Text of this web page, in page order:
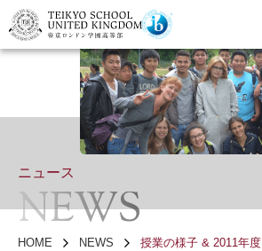
ニュース
NEWS
HOME NEWS 授業の様子 & 2011年度